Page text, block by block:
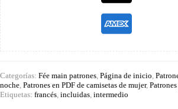
Categorías: Fée main patrones Página de inicio
noche Patrones en PDF de camisetas de mujer,
Etiquetas: francés incluidas intermedio